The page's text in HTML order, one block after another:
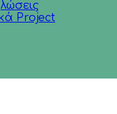
Project